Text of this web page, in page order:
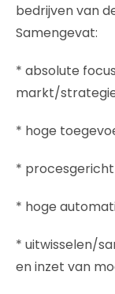
bedrijven van
Samengevat:
* absolute
markt/
* hoge
*
* hoge
* uitwisselen/
en inzet van